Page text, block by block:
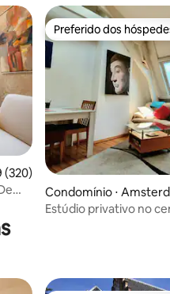
uma avaliação média de 5,
(320)
Preferido dos
Preferido dos
Condomínio ⋅
Estúdio privativo no